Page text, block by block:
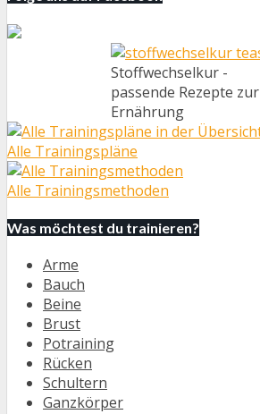
Stoffwechselkur -
passende Rezepte zur
Ernährung
Alle Trainingspläne
Alle Trainingsmethoden
Was möchtest du trainieren?
Arme
Bauch
Beine
Brust
Potraining
Rücken
Schultern
Ganzkörper